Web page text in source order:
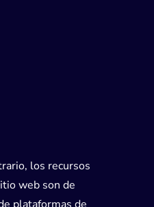
los recursos
web son de